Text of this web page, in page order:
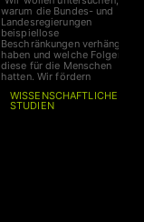
warum die Bundes- und
Landesregierungen
beispiellose
Beschränkungen verhängt
haben und welche Folgen
diese für die Menschen
hatten. Wir fördern
WISSENSCHAFTLICHE
STUDIEN